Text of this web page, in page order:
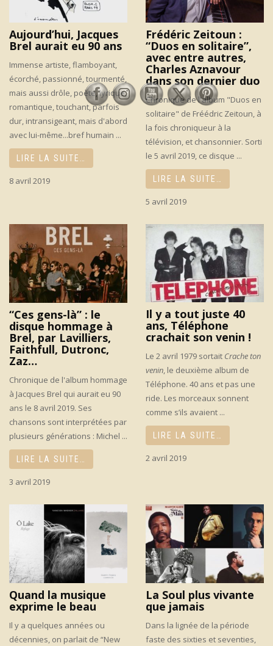
Aujourd’hui, Jacques
Brel aurait eu 90 ans
Immense artiste, flamboyant,
écorché, passionné, tourmenté,
mais aussi drôle, poète, lyrique,
romantique, touchant, parfois
dur, intransigeant, mais d'abord
avec lui-même...bref humain ...
LIRE LA SUITE…
8 avril 2019
Frédéric Zeitoun :
“Duos en solitaire”,
avec entre autres,
Charles Aznavour
dans son dernier duo
Chronique de l'album "Duos en
solitaire" de Fréédric Zeitoun, à
la fois chroniqueur à la
télévision, et chansonnier. Sorti
le 5 avril 2019, ce disque ...
LIRE LA SUITE…
5 avril 2019
“Ces gens-là” : le
disque hommage à
Brel, par Lavilliers,
Faithfull, Dutronc,
Zaz…
Chronique de l'album hommage
à Jacques Brel qui aurait eu 90
ans le 8 avril 2019. Ses
chansons sont interprétées par
plusieurs générations : Michel ...
LIRE LA SUITE…
3 avril 2019
Il y a tout juste 40
ans, Téléphone
crachait son venin !
Le 2 avril 1979 sortait Crache ton
venin, le deuxième album de
Téléphone. 40 ans et pas une
ride. Les morceaux sonnent
comme s’ils avaient ...
LIRE LA SUITE…
2 avril 2019
Quand la musique
exprime le beau
Il y a quelques années ou
décennies, on parlait de “New
La Soul plus vivante
que jamais
Dans la lignée de la période
faste des sixties et seventies,